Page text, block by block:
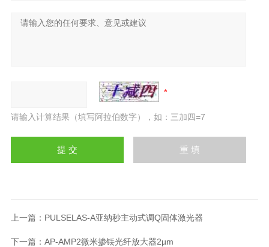
请输入计算结果（填写阿拉伯数字），如：三加四=7
上一篇： PULSELAS-A亚纳秒主动式调Q固体激光器
下一篇： AP-AMP2微米掺铥光纤放大器2µm